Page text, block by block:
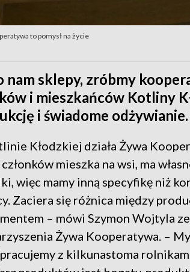
to pomysł na życie
nam sklepy, zróbmy
i mieszkańców Kotliny
i świadome
Kłodzkiej działa Żywa
mieszka na wsi, ma
więc mamy inną specyfikę niż
Zaciera się różnica między
– mówi Szymon Wojtyla ze
Żywa Kooperatywa. – My
z kilkunastoma